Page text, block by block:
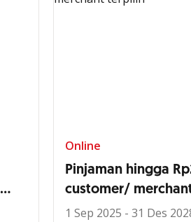
Online
Pinjaman hingga
customer/
1 Sep 2025 - 31 Des